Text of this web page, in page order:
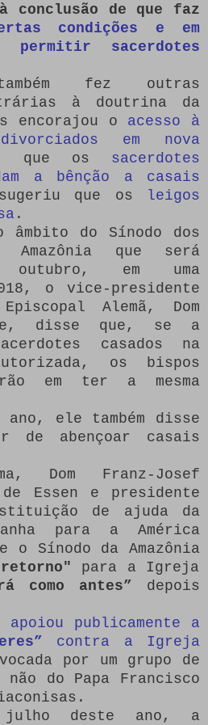
conclusão de que faz
condições e em
permitir sacerdotes
fez outras
à doutrina da
encorajou o acesso à
em nova
que os sacerdotes
a bênção a casais
que os leigos
.
âmbito do Sínodo dos
que será
outubro, em uma
o vice-presidente
Alemã, Dom
disse que, se a
casados ​​na
os bispos
em ter a mesma
ano, ele também disse
de abençoar casais
Dom Franz-Josef
Essen e presidente
de ajuda da
para a América
o Sínodo da Amazônia
para a Igreja
como antes” depois
apoiou publicamente a
contra a Igreja
por um grupo de
do Papa Francisco
julho deste ano, a